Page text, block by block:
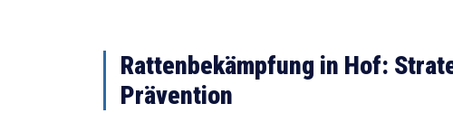
Rattenbekämpfung in Hof:
Prävention